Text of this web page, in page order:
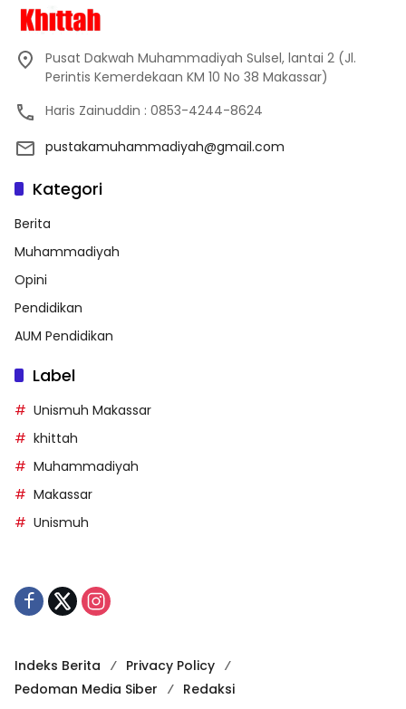
Pusat Dakwah Muhammadiyah Sulsel, lantai 2 (Jl.
Perintis Kemerdekaan KM 10 No 38 Makassar)
Haris Zainuddin : 0853-4244-8624
pustakamuhammadiyah@gmail.com
Kategori
Berita
Muhammadiyah
Opini
Pendidikan
AUM Pendidikan
Label
Unismuh Makassar
khittah
Muhammadiyah
Makassar
Unismuh
Indeks Berita
Privacy Policy
Pedoman Media Siber
Redaksi